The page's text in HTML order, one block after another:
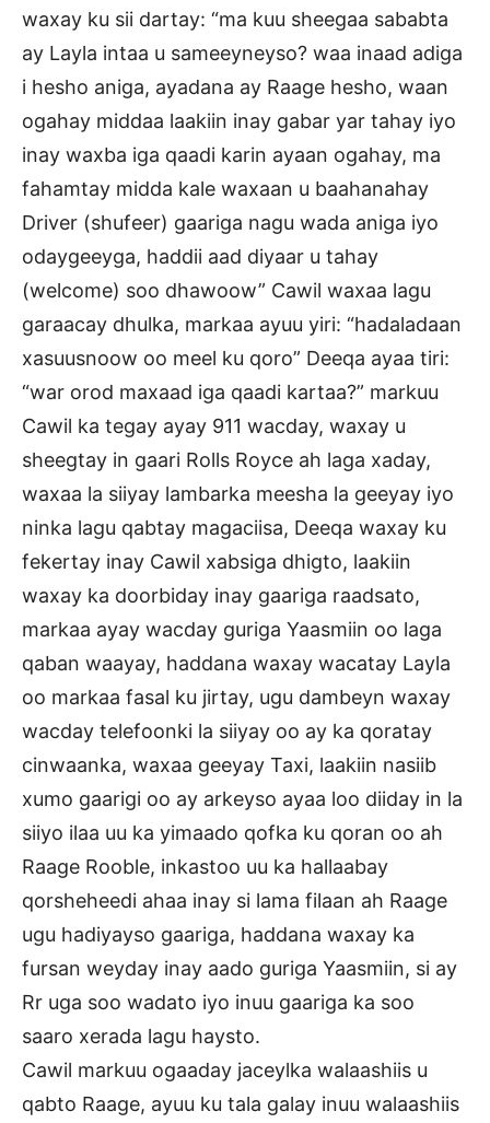
waxay ku sii dartay: “ma kuu sheegaa sababta
ay Layla intaa u sameeyneyso? waa inaad adiga
i hesho aniga, ayadana ay Raage hesho, waan
ogahay middaa laakiin inay gabar yar tahay iyo
inay waxba iga qaadi karin ayaan ogahay, ma
fahamtay midda kale waxaan u baahanahay
Driver (shufeer) gaariga nagu wada aniga iyo
odaygeeyga, haddii aad diyaar u tahay
(welcome) soo dhawoow” Cawil waxaa lagu
garaacay dhulka, markaa ayuu yiri: “hadaladaan
xasuusnoow oo meel ku qoro” Deeqa ayaa tiri:
“war orod maxaad iga qaadi kartaa?” markuu
Cawil ka tegay ayay 911 wacday, waxay u
sheegtay in gaari Rolls Royce ah laga xaday,
waxaa la siiyay lambarka meesha la geeyay iyo
ninka lagu qabtay magaciisa, Deeqa waxay ku
fekertay inay Cawil xabsiga dhigto, laakiin
waxay ka doorbiday inay gaariga raadsato,
markaa ayay wacday guriga Yaasmiin oo laga
qaban waayay, haddana waxay wacatay Layla
oo markaa fasal ku jirtay, ugu dambeyn waxay
wacday telefoonki la siiyay oo ay ka qoratay
cinwaanka, waxaa geeyay Taxi, laakiin nasiib
xumo gaarigi oo ay arkeyso ayaa loo diiday in la
siiyo ilaa uu ka yimaado qofka ku qoran oo ah
Raage Rooble, inkastoo uu ka hallaabay
qorsheheedi ahaa inay si lama filaan ah Raage
ugu hadiyayso gaariga, haddana waxay ka
fursan weyday inay aado guriga Yaasmiin, si ay
Rr uga soo wadato iyo inuu gaariga ka soo
saaro xerada lagu haysto.
Cawil markuu ogaaday jaceylka walaashiis u
qabto Raage, ayuu ku tala galay inuu walaashiis